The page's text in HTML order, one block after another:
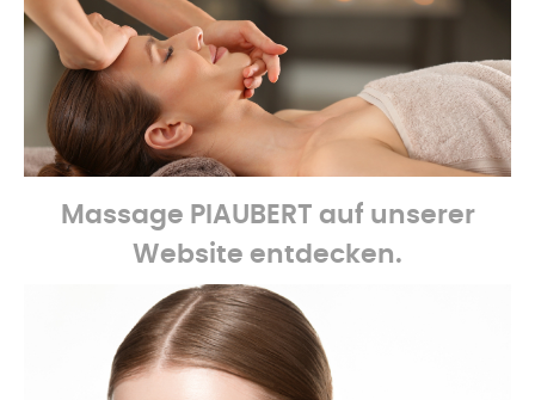
Massage PIAUBERT auf unserer
Website entdecken.